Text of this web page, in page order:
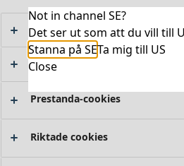
Not in channel SE?
Det ser ut som att du vill till
Stanna på SETa mig till US
Close
Absolut nödvändiga cookies
Funktionella cookies
Prestanda-cookies
Riktade cookies